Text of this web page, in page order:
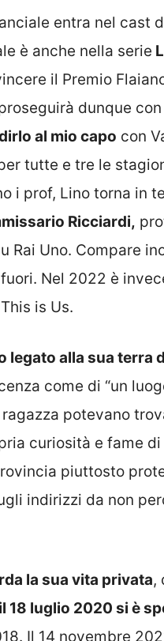
entra nel cast
è anche nella serie
il Premio
dunque
al mio capo con
tutte e tre le
i prof, Lino torna in
Ricciardi,
Rai Uno. Compare
Nel 2022 è
is Us.
legato alla sua terra
come di “un
ragazza potevano
curiosità e fame
piuttosto
indirizzi da non
la sua vita privata,
il 18 luglio 2020 si è
Il 14 novembre